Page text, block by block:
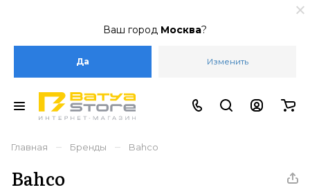
Ваш город Москва?
Да Изменить
Главная – Бренды – Bahco
Bahco